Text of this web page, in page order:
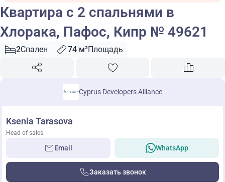
Квартира с 2 спальнями в
Хлорака, Пафос, Кипр № 49621
2Спален 74 м²Площадь
Cyprus Developers Alliance
Ksenia Tarasova
Head of sales
Email WhatsApp
Заказать звонок